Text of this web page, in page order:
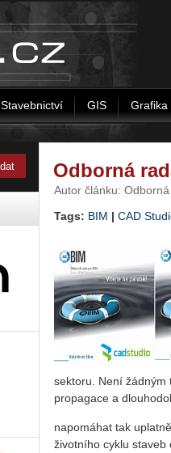
Stavebnictví GIS Grafika
Odborná
Autor článku:
Tags: BIM | CAD
sektoru. Není žádným
propagace a
napomáhat tak
životního cyklu staveb